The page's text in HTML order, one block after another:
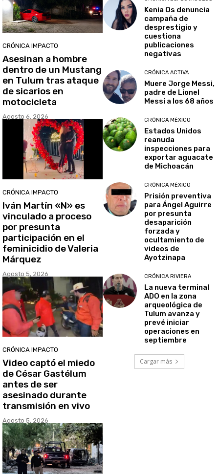
CRÓNICA IMPACTO
Asesinan a hombre
dentro de un Mustang
en Tulum tras ataque
de sicarios en
motocicleta
Agosto 6, 2026
CRÓNICA IMPACTO
Iván Martín «N» es
vinculado a proceso
por presunta
participación en el
feminicidio de Valeria
Márquez
Agosto 5, 2026
CRÓNICA IMPACTO
Video captó el miedo
de César Gastélum
antes de ser
asesinado durante
transmisión en vivo
Agosto 5, 2026
Kenia Os denuncia
campaña de
desprestigio y
cuestiona
publicaciones
negativas
CRÓNICA ACTIVA
Muere Jorge Messi,
padre de Lionel
Messi a los 68 años
CRÓNICA MÉXICO
Estados Unidos
reanuda
inspecciones para
exportar aguacate
de Michoacán
CRÓNICA MÉXICO
Prisión preventiva
para Ángel Aguirre
por presunta
desaparición
forzada y
ocultamiento de
videos de
Ayotzinapa
CRÓNICA RIVIERA
La nueva terminal
ADO en la zona
arqueológica de
Tulum avanza y
prevé iniciar
operaciones en
septiembre
Cargar más